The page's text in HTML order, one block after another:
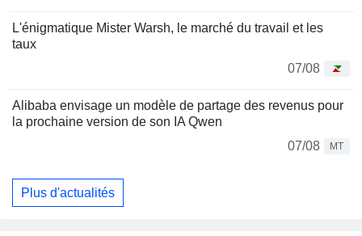
L'énigmatique Mister Warsh, le marché du travail et les
taux
07/08
Alibaba envisage un modèle de partage des revenus pour
la prochaine version de son IA Qwen
07/08
MT
Plus d'actualités